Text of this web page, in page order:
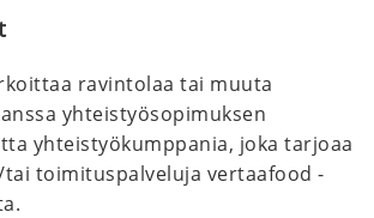
ravintolaa tai muuta
yhteistyösopimuksen
yhteistyökumppania, joka tarjoaa
toimituspalveluja vertaafood -